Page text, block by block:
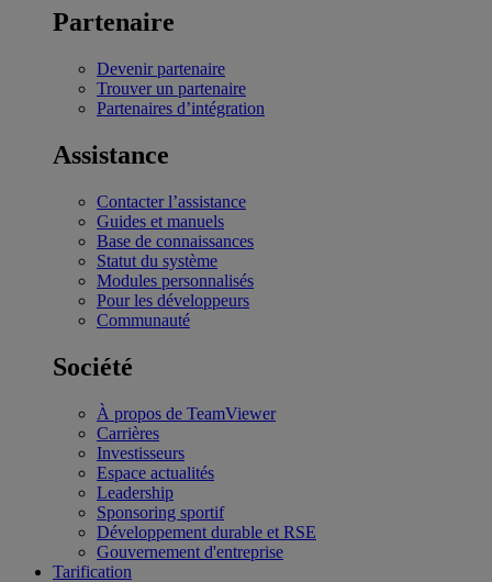
Partenaire
Devenir partenaire
Trouver un partenaire
Partenaires d’intégration
Assistance
Contacter l’assistance
Guides et manuels
Base de connaissances
Statut du système
Modules personnalisés
Pour les développeurs
Communauté
Société
À propos de TeamViewer
Carrières
Investisseurs
Espace actualités
Leadership
Sponsoring sportif
Développement durable et RSE
Gouvernement d'entreprise
Tarification